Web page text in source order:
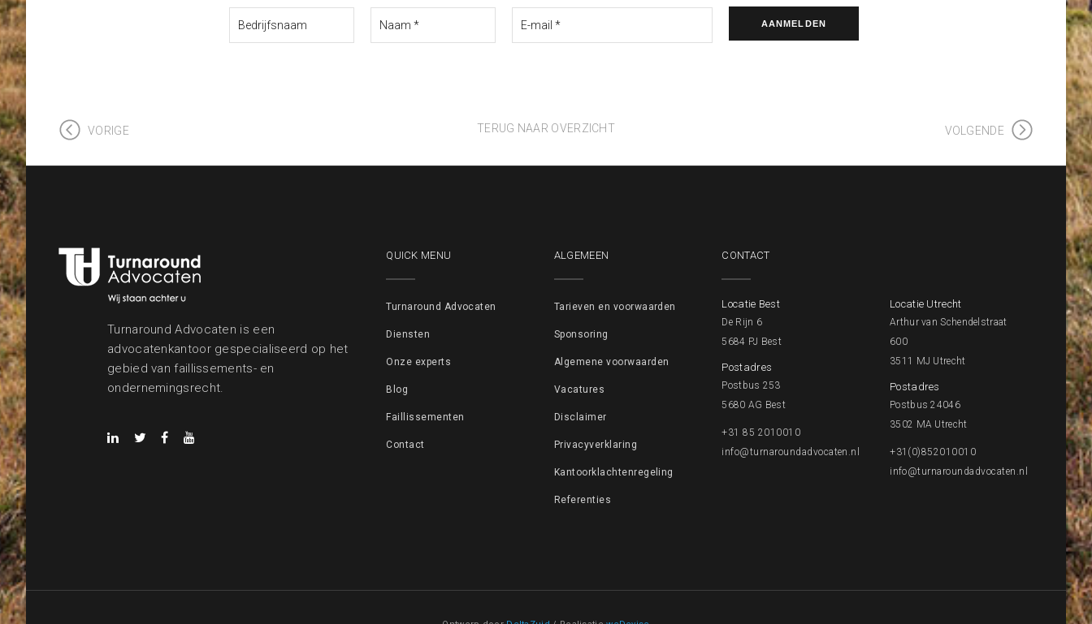
VORIGE TERUG NAAR OVERZICHT VOLGENDE
Turnaround Advocaten is een
advocatenkantoor gespecialiseerd op het
gebied van faillissements- en
ondernemingsrecht.
QUICK MENU
Turnaround Advocaten
Diensten
Onze experts
Blog
Faillissementen
Contact
ALGEMEEN
Tarieven en voorwaarden
Sponsoring
Algemene voorwaarden
Vacatures
Disclaimer
Privacyverklaring
Kantoorklachtenregeling
Referenties
CONTACT
Locatie Best
De Rijn 6
5684 PJ Best
Postadres
Postbus 253
5680 AG Best
+31 85 2010010
info@turnaroundadvocaten.nl
Locatie Utrecht
Arthur van Schendelstraat
600
3511 MJ Utrecht
Postadres
Postbus 24046
3502 MA Utrecht
+31(0)852010010
info@turnaroundadvocaten.nl